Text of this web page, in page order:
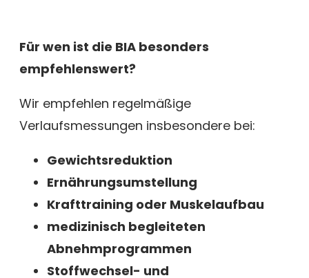
Für wen ist die BIA besonders
empfehlenswert?
Wir empfehlen regelmäßige
Verlaufsmessungen insbesondere bei:
Gewichtsreduktion
Ernährungsumstellung
Krafttraining oder Muskelaufbau
medizinisch begleiteten
Abnehmprogrammen
Stoffwechsel- und